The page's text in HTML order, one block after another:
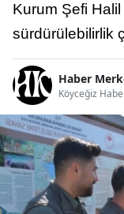
Kurum Şefi
sürdürülebilirlik
Haber
Köyceğiz